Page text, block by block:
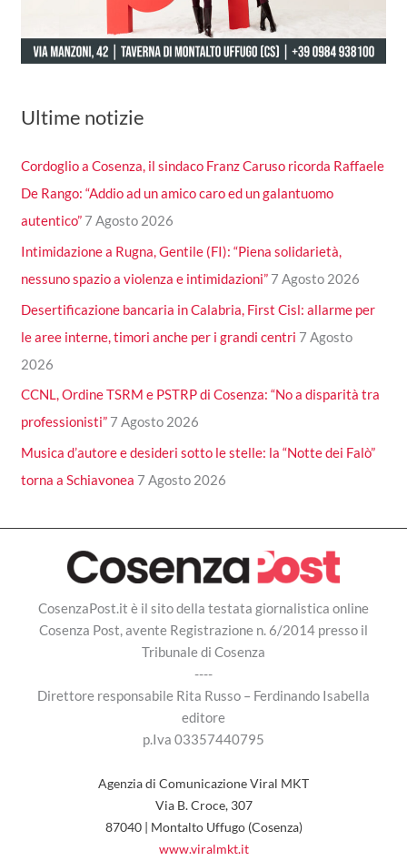
Ultime notizie
Cordoglio a Cosenza, il sindaco Franz Caruso ricorda Raffaele
De Rango: “Addio ad un amico caro ed un galantuomo
autentico” 7 Agosto 2026
Intimidazione a Rugna, Gentile (FI): “Piena solidarietà,
nessuno spazio a violenza e intimidazioni” 7 Agosto 2026
Desertificazione bancaria in Calabria, First Cisl: allarme per
le aree interne, timori anche per i grandi centri 7 Agosto
2026
CCNL, Ordine TSRM e PSTRP di Cosenza: “No a disparità tra
professionisti” 7 Agosto 2026
Musica d’autore e desideri sotto le stelle: la “Notte dei Falò”
torna a Schiavonea 7 Agosto 2026
CosenzaPost.it è il sito della testata giornalistica online
Cosenza Post, avente Registrazione n. 6/2014 presso il
Tribunale di Cosenza
----
Direttore responsabile Rita Russo – Ferdinando Isabella
editore
p.Iva 03357440795
Agenzia di Comunicazione Viral MKT
Via B. Croce, 307
87040 | Montalto Uffugo (Cosenza)
www.viralmkt.it